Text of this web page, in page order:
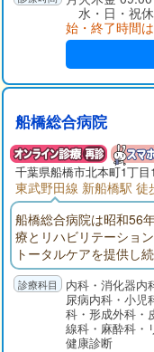
水・日・祝
始・終了時間
船橋総合病院
千葉県船橋市北本町1丁目
東武野田線 新船橋駅 徒
船橋総合病院は昭和56
療とリハビリテーショ
トータルケアを提供し
内科・消化器内
尿病内科・小児
科・形成外科・
線科・麻酔科・
健康診断